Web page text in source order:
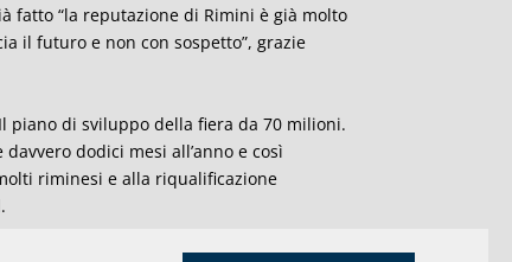
fatto “la reputazione di Rimini è già molto
il futuro e non con sospetto”, grazie
piano di sviluppo della fiera da 70 milioni.
dodici mesi all’anno e così
riminesi e alla riqualificazione